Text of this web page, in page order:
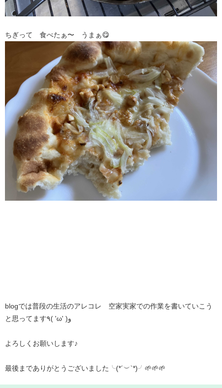
ちぎって 食べたぁ〜 うまぁ😋
blogでは普段の生活のアレコレ 空家実家での作業を書いていこう
と思ってます٩( 'ω' )و
よろしくお願いします♪
最後までありがとうございました╰(*´︶`*)╯🌱🌱🌱